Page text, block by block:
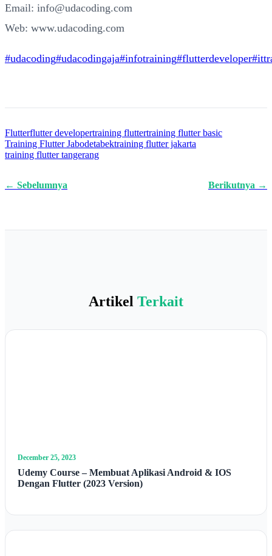
Email: info@udacoding.com
Web: www.udacoding.com
#udacoding#udacodingaja#infotraining#flutterdeveloper
Flutterflutter developertraining fluttertraining flutter basic
Training Flutter Jabodetabektraining flutter jakarta
training flutter tangerang
← Sebelumnya Berikutnya →
Artikel Terkait
December 25, 2023
Udemy Course – Membuat Aplikasi Android & IOS
Dengan Flutter (2023 Version)